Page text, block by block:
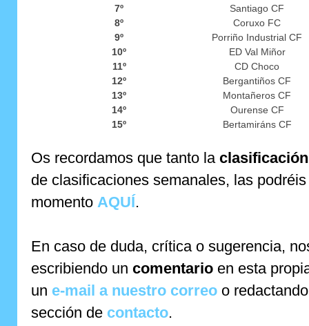
7º
Santiago CF
8º
Coruxo FC
9º
Porriño Industrial CF
10º
ED Val Miñor
11º
CD Choco
12º
Bergantiños CF
13º
Montañeros CF
14º
Ourense CF
15º
Bertamiráns CF
Os recordamos que tanto la
de clasificaciones semanales, las
momento AQUÍ.
En caso de duda, crítica o sugerencia,
escribiendo un comentario en esta
un e-mail a nuestro correo o
sección de contacto.